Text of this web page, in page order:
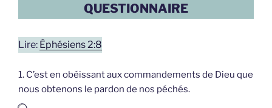
QUESTIONNAIRE
Lire: Éphésiens 2:8
1. C’est en obéissant aux commandements de Dieu que
nous obtenons le pardon de nos péchés.